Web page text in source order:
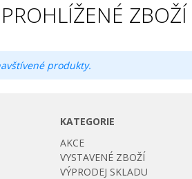
ZBOŽÍ
produkty.
KATEGORIE
AKCE
VYSTAVENÉ ZBOŽÍ
VÝPRODEJ SKLADU